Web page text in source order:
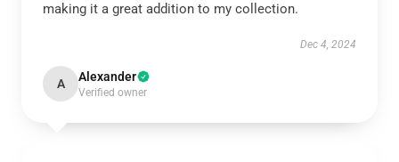
making it a great addition to my collection.
Dec 4, 2024
A Alexander
Verified owner